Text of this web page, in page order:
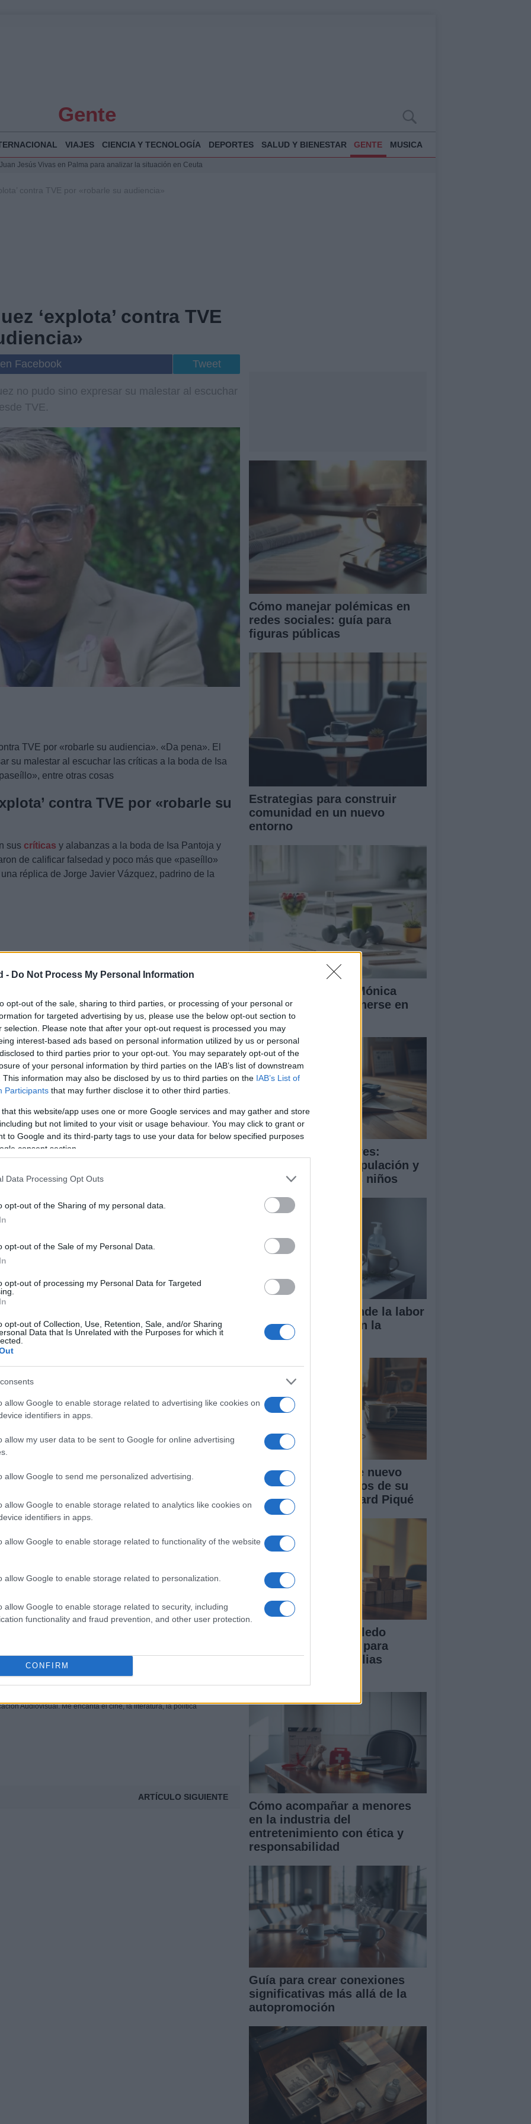
- Do Not Process My Personal Information
opt-out of the sale, sharing to third parties, or processing of your personal or
for targeted advertising by us, please use the below opt-out section to
selection. Please note that after your opt-out request is processed you may
interest-based ads based on personal information utilized by us or personal
to third parties prior to your opt-out. You may separately opt-out of the
of your personal information by third parties on the IAB’s list of downstream
This information may also be disclosed by us to third parties on the IAB’s List of
Participants that may further disclose it to other third parties.
that this website/app uses one or more Google services and may gather and store
but not limited to your visit or usage behaviour. You may click to grant or
to Google and its third-party tags to use your data for below specified purposes
consent section.
Data Processing Opt Outs
opt-out of the Sharing of my personal data.
opt-out of the Sale of my Personal Data.
opt-out of processing my Personal Data for Targeted
opt-out of Collection, Use, Retention, Sale, and/or Sharing
Data that Is Unrelated with the Purposes for which it
allow Google to enable storage related to advertising like cookies on
identifiers in apps.
allow my user data to be sent to Google for online advertising
allow Google to send me personalized advertising.
allow Google to enable storage related to analytics like cookies on
identifiers in apps.
allow Google to enable storage related to functionality of the website
allow Google to enable storage related to personalization.
allow Google to enable storage related to security, including
functionality and fraud prevention, and other user protection.
CONFIRM
Gente
VIAJES CIENCIA Y TECNOLOGÍA DEPORTES SALUD Y BIENESTAR GENTE MUSICA
Jesús Vivas en Palma para analizar la situación en Ceuta
y humanitario en Ceuta tras la llegada masiva de migrantes
contra TVE por «robarle su audiencia»
‘explota’ contra TVE
Facebook Tweet
no pudo sino expresar su malestar al escuchar
TVE.
TVE por «robarle su audiencia». «Da pena». El
su malestar al escuchar las críticas a la boda de Isa
entre otras cosas
contra TVE por «robarle su
sus críticas y alabanzas a la boda de Isa Pantoja y
de calificar falsedad y poco más que «paseíllo»
réplica de Jorge Javier Vázquez, padrino de la
me digáis que esto era una ceremonia. Yo soy
te casa un cura. Aquí no había un cura, aquí no
de ser interrumpida por María Eugenia Yagüe,
las bodas civiles, tal y como se habían casado Isa
«Se casaron ya. El viernes no había boda. Era
con el tiempo justo para hacerse las
sentenció. Lo hizo antes de que Jaime
le dijese que iba a «volver a su burbuja».
Jorge Javier a RTVE.
Rubio
Audiovisual. Me encanta el cine, la literatura, la política
ARTÍCULO SIGUIENTE
Cómo manejar polémicas en
redes sociales: guía para
figuras públicas
Estrategias para construir
comunidad en un nuevo
entorno
La rutina diaria de Mónica
Naranjo para mantenerse en
forma y feliz
Grooming en menores:
estrategias de manipulación y
cómo proteger a los niños
Candela Peña defiende la labor
de las enfermeras en la
sanidad
Shakira: rumores de nuevo
amor tras cuatro años de su
separación con Gerard Piqué
La Diputación de Toledo
presenta iniciativas para
fortalecer a las familias
Cómo acompañar a menores
en la industria del
entretenimiento con ética y
responsabilidad
Guía para crear conexiones
significativas más allá de la
autopromoción